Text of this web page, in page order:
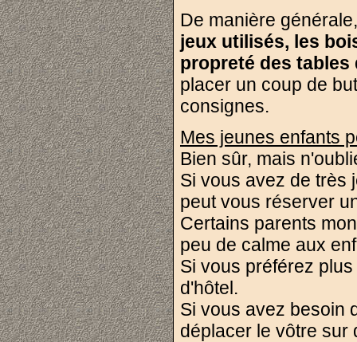
De manière
jeux utilisés, les
propreté des
placer un coup de
consignes.
Mes jeunes enfants
Bien sûr, mais
Si vous avez de très
peut vous réserver
Certains parents
peu de calme aux
Si vous préférez
d'hôtel.
Si vous avez besoin
déplacer le vôtre sur